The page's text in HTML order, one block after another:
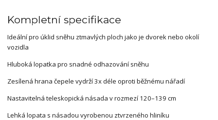
Kompletní specifikace
Ideální pro úklid sněhu ztmavlých ploch jako je dvorek nebo okolí
vozidla
Hluboká lopatka pro snadné odhazování sněhu
Zesílená hrana čepele vydrží 3x déle oproti běžnému nářadí
Nastavitelná teleskopická násada v rozmezí 120–139 cm
Lehká lopata s násadou vyrobenou ztvrzeného hliníku